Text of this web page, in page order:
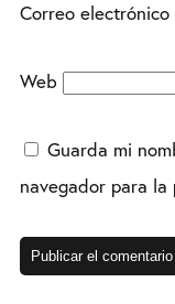
Correo electrónico
Web
Guarda mi
navegador para la